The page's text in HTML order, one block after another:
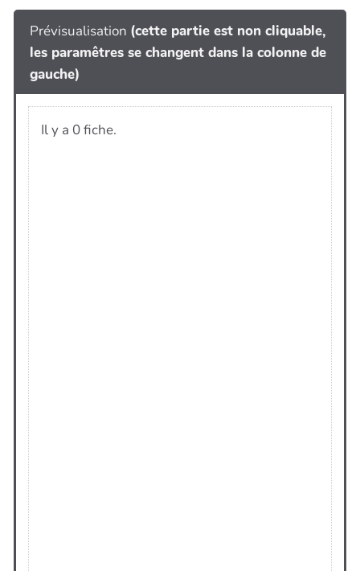
Prévisualisation (cette partie est non cliquable,
les paramêtres se changent dans la colonne de
gauche)